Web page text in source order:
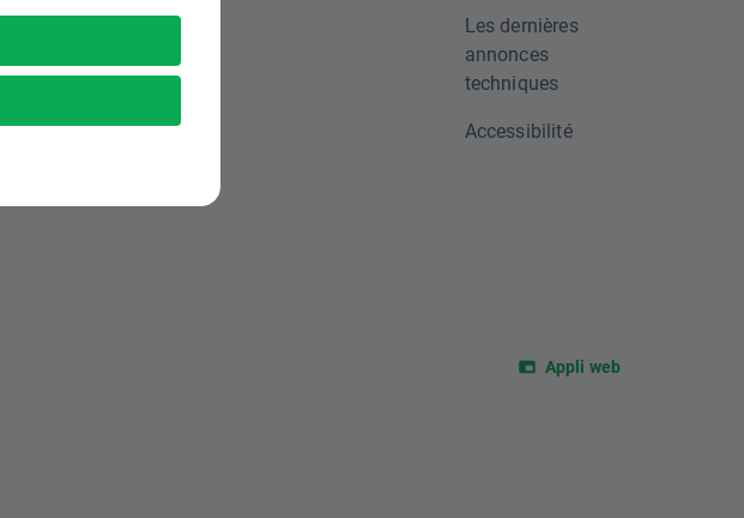
Les dernières
annonces
techniques
Accessibilité
Appli web